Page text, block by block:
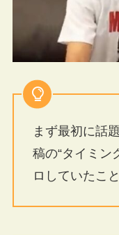
まず最初に話
稿の“タイミン
ロしていたこと